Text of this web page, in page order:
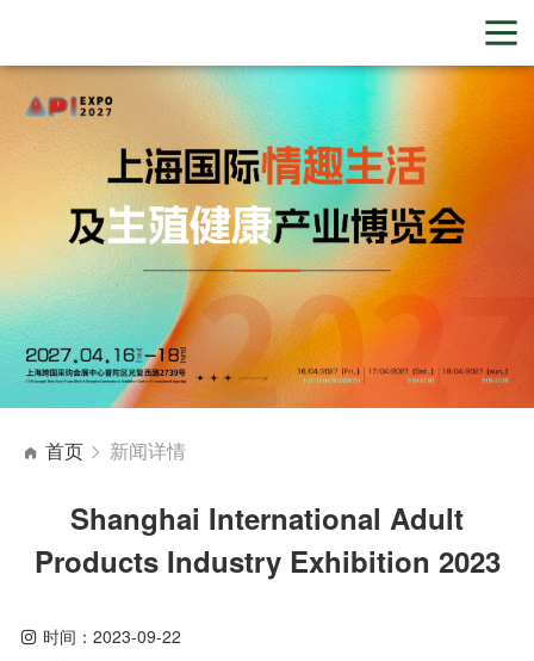
首页 新闻详情
Shanghai International Adult
Products Industry Exhibition 2023
时间： 2023-09-22